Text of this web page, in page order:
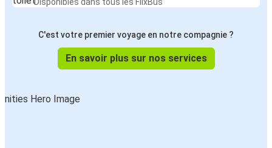
Grenoble
Nice
Grenoble
Nice
Disponibles dans tous les FlixBus
C'est votre premier voyage en notre compagnie ?
En savoir plus sur nos services